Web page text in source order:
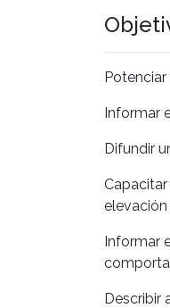
Informar
Difundir
Informar
Describir